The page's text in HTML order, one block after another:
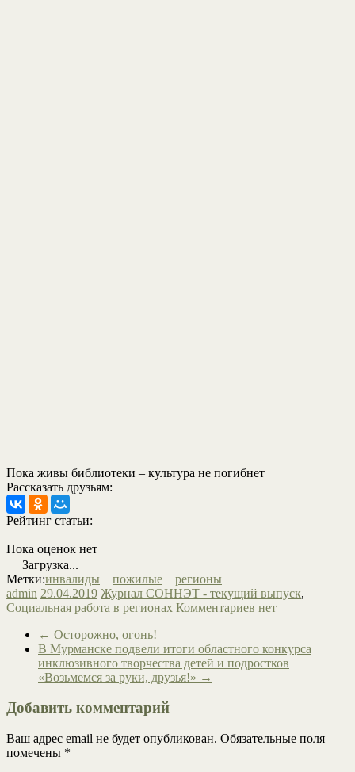
Пока живы библиотеки – культура не погибнет
Рассказать друзьям:
Рейтинг статьи:
Пока оценок нет
Загрузка...
Метки:инвалиды пожилые
регионы
admin 29.04.2019 Журнал СОННЭТ - текущий выпуск,
Социальная работа в регионах Комментариев нет
← Осторожно, огонь!
В Мурманске подвели итоги областного конкурса
инклюзивного творчества детей и подростков
«Возьмемся за руки, друзья!» →
Добавить комментарий
Ваш адрес email не будет опубликован. Обязательные поля
помечены *